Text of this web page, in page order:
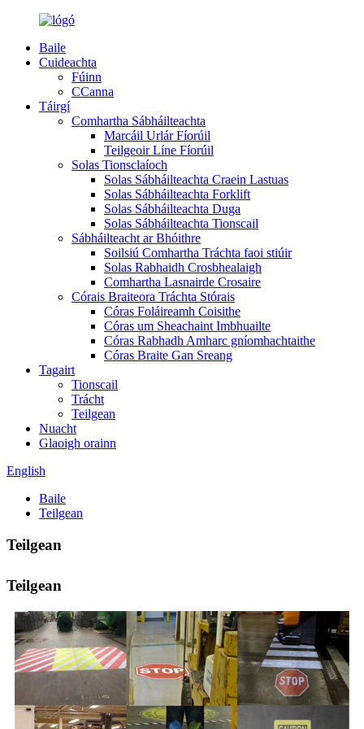
Baile
Cuideachta
Fúinn
CCanna
Táirgí
Comhartha Sábháilteachta
Marcáil Urlár Fíorúil
Teilgeoir Líne Fíorúil
Solas Tionsclaíoch
Solas Sábháilteachta Craein Lastuas
Solas Sábháilteachta Forklift
Solas Sábháilteachta Duga
Solas Sábháilteachta Tionscail
Sábháilteacht ar Bhóithre
Soilsiú Comhartha Tráchta faoi stiúir
Solas Rabhaidh Crosbhealaigh
Comhartha Lasnairde Crosaire
Córais Braiteora Tráchta Stórais
Córas Foláireamh Coisithe
Córas um Sheachaint Imbhuailte
Córas Rabhadh Amharc gníomhachtaithe
Córas Braite Gan Sreang
Tagairt
Tionscail
Trácht
Teilgean
Nuacht
Glaoigh orainn
English
Baile
Teilgean
Teilgean
Teilgean